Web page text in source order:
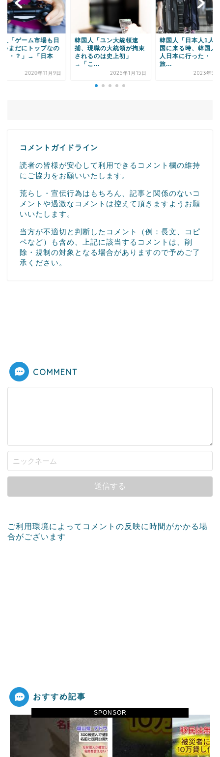
SPONSOR
Powered by livedoor 相互RSS
人「ゲーム市場も日
いまだにトップなの
・・？」→「日本
2020年11月9日
韓国人「ユン大統領逮
捕、現職の大統領が拘束
されるのは史上初」
→「こ...
2025年1月15日
韓国人「日本人1人
国に来る時、韓国人
人日本に行った・・
旅...
2023年5
コメントガイドライン
読者の皆様が安心して利用できるコメント欄の維持
にご協力をお願いいたします。
荒らし・宣伝行為はもちろん、記事と関係のないコ
メントや過激なコメントは控えて頂きますようお願
いいたします。
当方が不適切と判断したコメント（例：長文、コピ
ペなど）も含め、上記に該当するコメントは、削
除・規制の対象となる場合がありますので予めご了
承ください。
COMMENT
ご利用環境によってコメントの反映に時間がかかる場
合がございます
おすすめ記事